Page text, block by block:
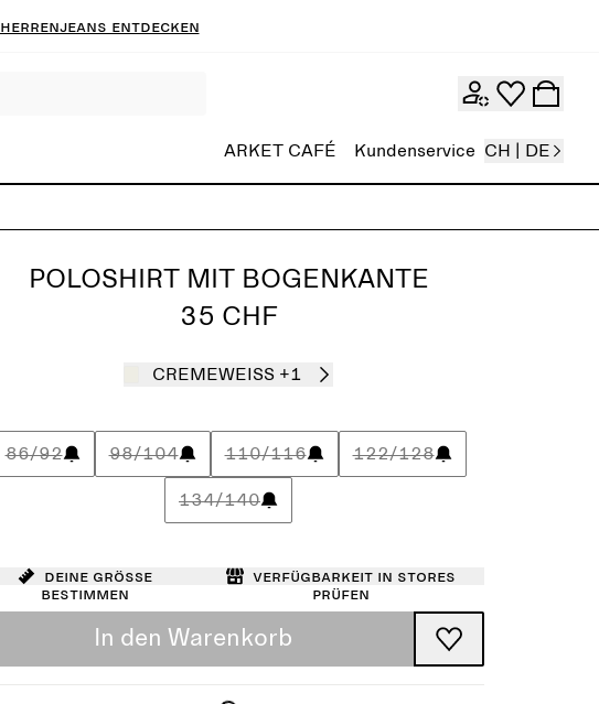
Herrenjeans entdecken
ARKET CAFÉ Kundenservice CH | DE
POLOSHIRT MIT BOGENKANTE
35 CHF
CREMEWEISS +1
86/92 98/104 110/116 122/128
134/140
Deine Größe
bestimmen
Verfügbarkeit in Stores
prüfen
In den Warenkorb